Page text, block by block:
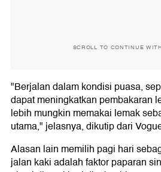
SCROLL TO CONTINUE
"Berjalan dalam kondisi puasa,
dapat meningkatkan pembakaran
lebih mungkin memakai lemak
utama," jelasnya, dikutip dari
Alasan lain memilih pagi hari
jalan kaki adalah faktor paparan